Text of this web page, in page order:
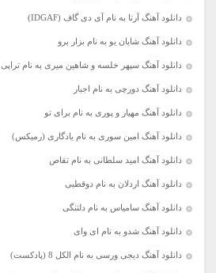
دانلود آهنگ آرتا به نام آی دی گاف (IDGAF)
دانلود آهنگ شایان یو به نام بزار برو
دانلود آهنگ سپهر خلسه و شاهین میری به نام تراپی
دانلود آهنگ دورچی به نام اجبار
دانلود آهنگ مهیار و پوری به نام برای تو
دانلود آهنگ امین سوری به نام یادگاری (رمیکس)
دانلود آهنگ امید سلطانی به نام تقاص
دانلود آهنگ اردلان به نام دوقطبی
دانلود آهنگ سامیاس به نام دلتنگی
دانلود آهنگ شدو به نام ای وای
دانلود آهنگ دیجی ورسی به نام الکل 8 (پادکست)